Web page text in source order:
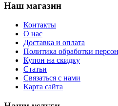
Наш магазин
Контакты
О нас
Доставка и оплата
Политика обработки
Купон на скидку
Статьи
Связаться с нами
Карта сайта